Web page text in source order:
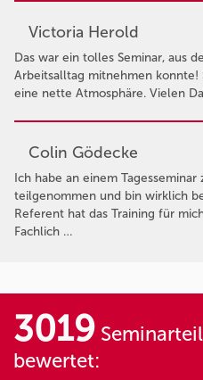
Victoria Herold
Das war ein tolles Seminar, aus
Arbeitsalltag mitnehmen konnte!
eine nette Atmosphäre. Vielen
Colin Gödecke
Ich habe an einem
teilgenommen und bin wirklich
Referent hat das Training für
Fachlich …
3019
bewertet: